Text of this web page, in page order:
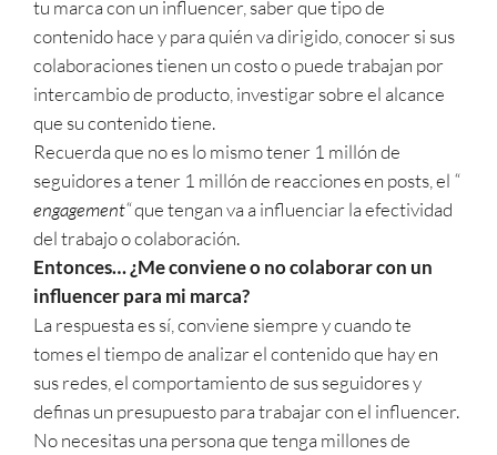
tu marca con un influencer, saber que tipo de
contenido hace y para quién va dirigido, conocer si sus
colaboraciones tienen un costo o puede trabajan por
intercambio de producto, investigar sobre el alcance
que su contenido tiene.
Recuerda que no es lo mismo tener 1 millón de
seguidores a tener 1 millón de reacciones en posts, el “
engagement“que tengan va a influenciar la efectividad
del trabajo o colaboración.
Entonces… ¿Me conviene o no colaborar con un
influencer para mi marca?
La respuesta es sí, conviene siempre y cuando te
tomes el tiempo de analizar el contenido que hay en
sus redes, el comportamiento de sus seguidores y
definas un presupuesto para trabajar con el influencer.
No necesitas una persona que tenga millones de